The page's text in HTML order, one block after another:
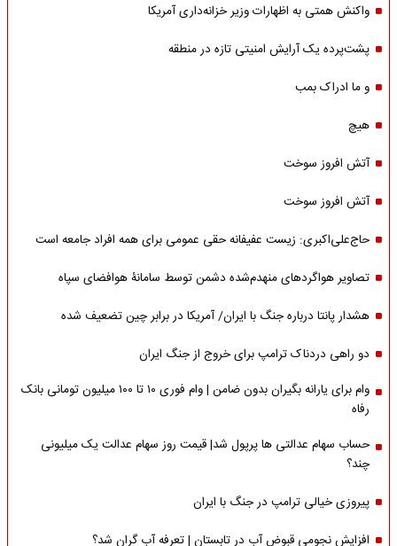
واکنش همتی به اظهارات وزیر خزانه‌داری آمریکا
پشت‌پرده یک آرایش امنیتی تازه در منطقه
و ما ادراک بمب
هیچ
آتش افروز سوخت
آتش افروز سوخت
حاج‌علی‌اکبری: زیست عفیفانه حقی عمومی برای همه افراد جامعه است
تصاویر هواگردهای منهدم‌شده دشمن توسط سامانۀ هوافضای سپاه
هشدار پانتا درباره جنگ با ایران/ آمریکا در برابر چین تضعیف شده
دو راهی دردناک ترامپ برای خروج از جنگ ایران
وام برای یارانه بگیران بدون ضامن | وام فوری ۱۰ تا ۱۰۰ میلیون تومانی بانک
رفاه
حساب سهام عدالتی ها پرپول شد| قیمت روز سهام عدالت یک میلیونی
چند؟
پیروزی خیالی ترامپ در جنگ با ایران
افزایش نجومی قبوض آب در تابستان | تعرفه آب گران شد؟